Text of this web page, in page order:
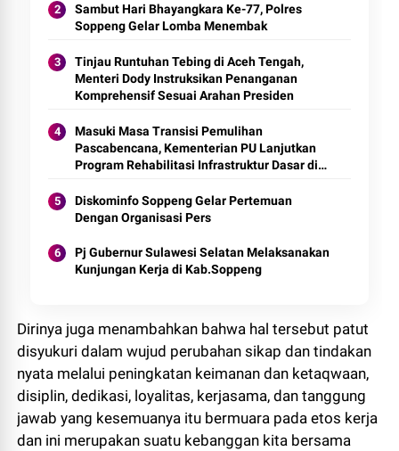
Sambut Hari Bhayangkara Ke-77, Polres
Soppeng Gelar Lomba Menembak
Tinjau Runtuhan Tebing di Aceh Tengah,
Menteri Dody Instruksikan Penanganan
Komprehensif Sesuai Arahan Presiden
Masuki Masa Transisi Pemulihan
Pascabencana, Kementerian PU Lanjutkan
Program Rehabilitasi Infrastruktur Dasar di
Diskominfo Soppeng Gelar Pertemuan
Dengan Organisasi Pers
Pj Gubernur Sulawesi Selatan Melaksanakan
Kunjungan Kerja di Kab.Soppeng
Dirinya juga menambahkan bahwa hal tersebut patut
disyukuri dalam wujud perubahan sikap dan tindakan
nyata melalui peningkatan keimanan dan ketaqwaan,
disiplin, dedikasi, loyalitas, kerjasama, dan tanggung
jawab yang kesemuanya itu bermuara pada etos kerja
dan ini merupakan suatu kebanggan kita bersama